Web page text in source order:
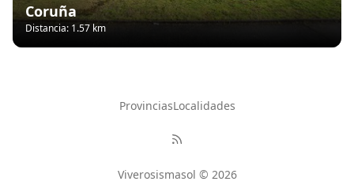
Coruña
Distancia: 1.57 km
ProvinciasLocalidades
Viverosismasol © 2026